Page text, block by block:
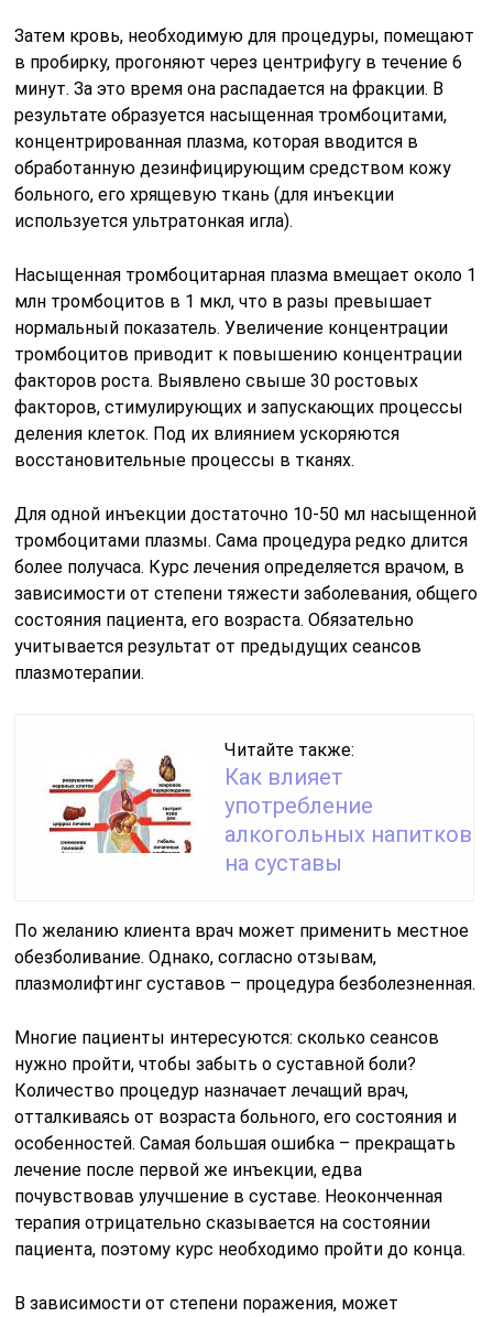
Затем кровь, необходимую для процедуры, помещают
в пробирку, прогоняют через центрифугу в течение 6
минут. За это время она распадается на фракции. В
результате образуется насыщенная тромбоцитами,
концентрированная плазма, которая вводится в
обработанную дезинфицирующим средством кожу
больного, его хрящевую ткань (для инъекции
используется ультратонкая игла).
Насыщенная тромбоцитарная плазма вмещает около 1
млн тромбоцитов в 1 мкл, что в разы превышает
нормальный показатель. Увеличение концентрации
тромбоцитов приводит к повышению концентрации
факторов роста. Выявлено свыше 30 ростовых
факторов, стимулирующих и запускающих процессы
деления клеток. Под их влиянием ускоряются
восстановительные процессы в тканях.
Для одной инъекции достаточно 10-50 мл насыщенной
тромбоцитами плазмы. Сама процедура редко длится
более получаса. Курс лечения определяется врачом, в
зависимости от степени тяжести заболевания, общего
состояния пациента, его возраста. Обязательно
учитывается результат от предыдущих сеансов
плазмотерапии.
Читайте также:
Как влияет
употребление
алкогольных напитков
на суставы
По желанию клиента врач может применить местное
обезболивание. Однако, согласно отзывам,
плазмолифтинг суставов – процедура безболезненная.
Многие пациенты интересуются: сколько сеансов
нужно пройти, чтобы забыть о суставной боли?
Количество процедур назначает лечащий врач,
отталкиваясь от возраста больного, его состояния и
особенностей. Самая большая ошибка – прекращать
лечение после первой же инъекции, едва
почувствовав улучшение в суставе. Неоконченная
терапия отрицательно сказывается на состоянии
пациента, поэтому курс необходимо пройти до конца.
В зависимости от степени поражения, может